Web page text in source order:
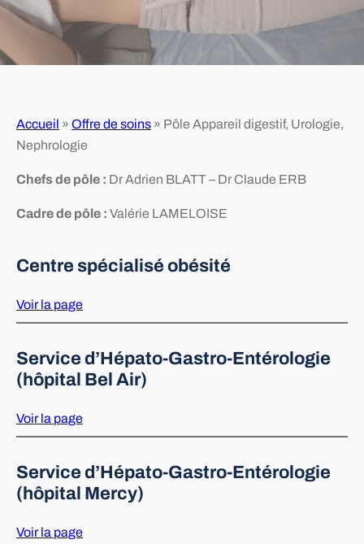
Accueil » Offre de soins » Pôle Appareil digestif, Urologie,
Nephrologie
Chefs de pôle : Dr Adrien BLATT – Dr Claude ERB
Cadre de pôle : Valérie LAMELOISE
Centre spécialisé obésité
Voir la page
Service d’Hépato-Gastro-Entérologie
(hôpital Bel Air)
Voir la page
Service d’Hépato-Gastro-Entérologie
(hôpital Mercy)
Voir la page